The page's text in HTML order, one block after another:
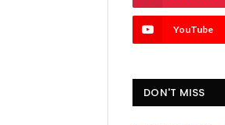
YouTube
DON'T MISS